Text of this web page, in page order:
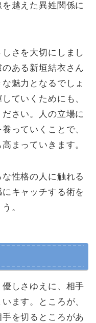
越えた異姓関係に
さを大切にしまし
ある新垣結衣さん
魅力となるでしょ
ていくためにも、
さい。人の立場に
っていくことで、
まっていきます。
性格の人に触れる
キャッチする術を
。
しさゆえに、相手
ます。ところが、
を切るところがあ